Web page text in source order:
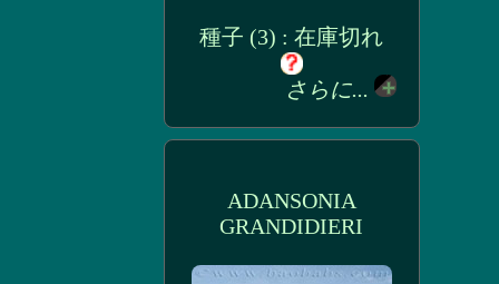
種子 (3) : 在庫切れ
さらに...
ADANSONIA
GRANDIDIERI